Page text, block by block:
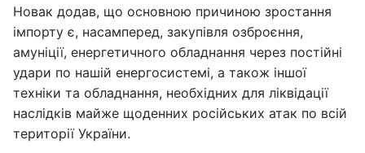
Новак додав, що основною причиною зростання
імпорту є, насамперед, закупівля озброєння,
амуніції, енергетичного обладнання через постійні
удари по нашій енергосистемі, а також іншої
техніки та обладнання, необхідних для ліквідації
наслідків майже щоденних російських атак по всій
території України.